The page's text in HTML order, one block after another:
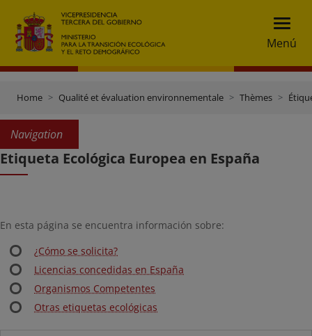
Menú
Home Qualité et évaluation environnementale Thèmes
Navigation
Etiqueta Ecológica Europea en España
En esta página se encuentra información sobre:
¿Cómo se solicita?
Licencias concedidas en España
Organismos Competentes
Otras etiquetas ecológicas